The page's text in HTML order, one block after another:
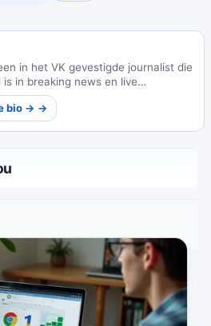
in het VK gevestigde journalist die
in breaking news en live
evenementen, en tijdige rapporten
publiek met
en inzicht.
bio → →